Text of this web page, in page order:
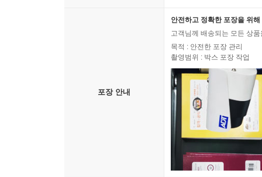
포장 안내
안전하고 정확한 포장을 위
고객님께 배송되는 모든 상
목적 : 안전한 포장 관리
촬영범위 : 박스 포장 작업